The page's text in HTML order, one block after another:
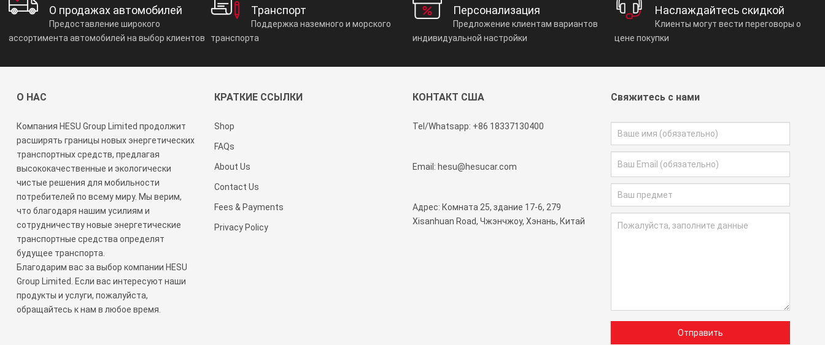
О продажах автомобилей
Предоставление широкого
ассортимента автомобилей на выбор клиентов
Транспорт
Поддержка наземного и морского
транспорта
Персонализация
Предложение клиентам вариантов
индивидуальной настройки
Наслаждайтесь скидкой
Клиенты могут вести переговоры о
цене покупки
О НАС
Компания HESU Group Limited продолжит
расширять границы новых энергетических
транспортных средств, предлагая
высококачественные и экологически
чистые решения для мобильности
потребителей по всему миру. Мы верим,
что благодаря нашим усилиям и
сотрудничеству новые энергетические
транспортные средства определят
будущее транспорта.
Благодарим вас за выбор компании HESU
Group Limited. Если вас интересуют наши
продукты и услуги, пожалуйста,
обращайтесь к нам в любое время.
КРАТКИЕ ССЫЛКИ
Shop
FAQs
About Us
Contact Us
Fees & Payments
Privacy Policy
КОНТАКТ США
Tel/Whatsapp: +86 18337130400
Email: hesu@hesucar.com
Адрес: Комната 25, здание 17-6, 279
Xisanhuan Road, Чжэнчжоу, Хэнань, Китай
Свяжитесь с нами
Отправить